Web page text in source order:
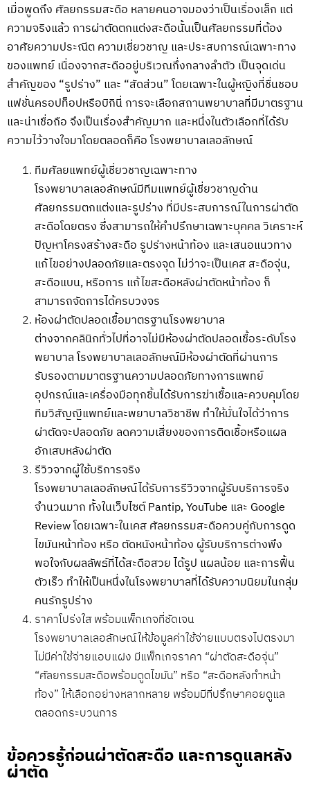
เมื่อพูดถึง ศัลยกรรมสะดือ หลายคนอาจมองว่าเป็นเรื่องเล็ก แต่
ความจริงแล้ว การผ่าตัดตกแต่งสะดือนั้นเป็นศัลยกรรมที่ต้อง
อาศัยความประณีต ความเชี่ยวชาญ และประสบการณ์เฉพาะทาง
ของแพทย์ เนื่องจากสะดืออยู่บริเวณกึ่งกลางลำตัว เป็นจุดเด่น
สำคัญของ “รูปร่าง” และ “สัดส่วน” โดยเฉพาะในผู้หญิงที่ชื่นชอบ
แฟชั่นครอปท็อปหรือบิกินี่ การจะเลือกสถานพยาบาลที่มีมาตรฐาน
และน่าเชื่อถือ จึงเป็นเรื่องสำคัญมาก และหนึ่งในตัวเลือกที่ได้รับ
ความไว้วางใจมาโดยตลอดก็คือ โรงพยาบาลเลอลักษณ์
ทีมศัลยแพทย์ผู้เชี่ยวชาญเฉพาะทาง
โรงพยาบาลเลอลักษณ์มีทีมแพทย์ผู้เชี่ยวชาญด้าน
ศัลยกรรมตกแต่งและรูปร่าง ที่มีประสบการณ์ในการผ่าตัด
สะดือโดยตรง ซึ่งสามารถให้คำปรึกษาเฉพาะบุคคล วิเคราะห์
ปัญหาโครงสร้างสะดือ รูปร่างหน้าท้อง และเสนอแนวทาง
แก้ไขอย่างปลอดภัยและตรงจุด ไม่ว่าจะเป็นเคส สะดือจุ่น,
สะดือแบน, หรือการ แก้ไขสะดือหลังผ่าตัดหน้าท้อง ก็
สามารถจัดการได้ครบวงจร
ห้องผ่าตัดปลอดเชื้อมาตรฐานโรงพยาบาล
ต่างจากคลินิกทั่วไปที่อาจไม่มีห้องผ่าตัดปลอดเชื้อระดับโรง
พยาบาล โรงพยาบาลเลอลักษณ์มีห้องผ่าตัดที่ผ่านการ
รับรองตามมาตรฐานความปลอดภัยทางการแพทย์
อุปกรณ์และเครื่องมือทุกชิ้นได้รับการฆ่าเชื้อและควบคุมโดย
ทีมวิสัญญีแพทย์และพยาบาลวิชาชีพ ทำให้มั่นใจได้ว่าการ
ผ่าตัดจะปลอดภัย ลดความเสี่ยงของการติดเชื้อหรือแผล
อักเสบหลังผ่าตัด
รีวิวจากผู้ใช้บริการจริง
โรงพยาบาลเลอลักษณ์ได้รับการรีวิวจากผู้รับบริการจริง
จำนวนมาก ทั้งในเว็บไซต์ Pantip, YouTube และ Google
Review โดยเฉพาะในเคส ศัลยกรรมสะดือควบคู่กับการดูด
ไขมันหน้าท้อง หรือ ตัดหนังหน้าท้อง ผู้รับบริการต่างพึง
พอใจกับผลลัพธ์ที่ได้สะดือสวย ได้รูป แผลน้อย และการฟื้น
ตัวเร็ว ทำให้เป็นหนึ่งในโรงพยาบาลที่ได้รับความนิยมในกลุ่ม
คนรักรูปร่าง
ราคาโปร่งใส พร้อมแพ็กเกจที่ชัดเจน
โรงพยาบาลเลอลักษณ์ให้ข้อมูลค่าใช้จ่ายแบบตรงไปตรงมา
ไม่มีค่าใช้จ่ายแอบแฝง มีแพ็กเกจราคา “ผ่าตัดสะดือจุ่น”
“ศัลยกรรมสะดือพร้อมดูดไขมัน” หรือ “สะดือหลังทำหน้า
ท้อง” ให้เลือกอย่างหลากหลาย พร้อมมีที่ปรึกษาคอยดูแล
ตลอดกระบวนการ
ข้อควรรู้ก่อนผ่าตัดสะดือ และการดูแลหลัง
ผ่าตัด